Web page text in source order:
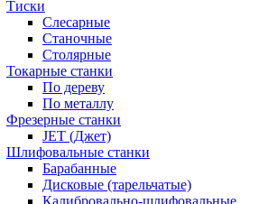
Тиски
Слесарные
Станочные
Столярные
Токарные станки
По дереву
По металлу
Фрезерные станки
JET (Джет)
Шлифовальные станки
Барабанные
Дисковые (тарельчатые)
Калибровально-шлифовальные